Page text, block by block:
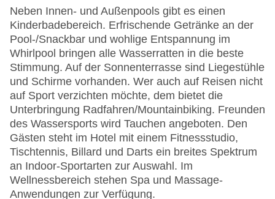
Neben Innen- und Außenpools gibt es einen
Kinderbadebereich. Erfrischende Getränke an der
Pool-/Snackbar und wohlige Entspannung im
Whirlpool bringen alle Wasserratten in die beste
Stimmung. Auf der Sonnenterrasse sind Liegestühle
und Schirme vorhanden. Wer auch auf Reisen nicht
auf Sport verzichten möchte, dem bietet die
Unterbringung Radfahren/Mountainbiking. Freunden
des Wassersports wird Tauchen angeboten. Den
Gästen steht im Hotel mit einem Fitnessstudio,
Tischtennis, Billard und Darts ein breites Spektrum
an Indoor-Sportarten zur Auswahl. Im
Wellnessbereich stehen Spa und Massage-
Anwendungen zur Verfügung.